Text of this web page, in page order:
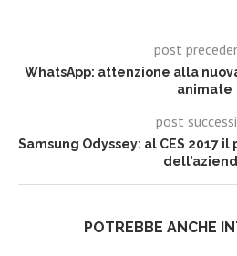
post
WhatsApp: attenzione alla
animate
post
Samsung Odyssey: al CES 2017
POTREBBE ANCHE